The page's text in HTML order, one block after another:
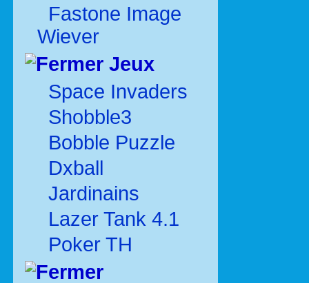
Fastone Image
Wiever
Jeux
Space Invaders
Shobble3
Bobble Puzzle
Dxball
Jardinains
Lazer Tank 4.1
Poker TH